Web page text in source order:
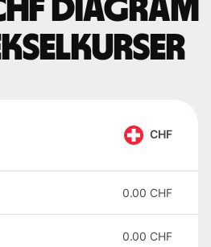
Diagram
CHF
0.00 CHF
0.00 CHF